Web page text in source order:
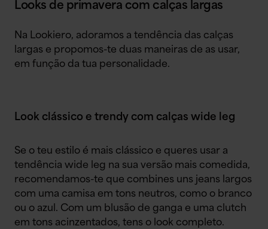
Looks de primavera com calças largas
Na Lookiero, adoramos a tendência das calças
largas e propomos-te duas maneiras de as usar,
em função da tua personalidade.
Look clássico e trendy com calças wide leg
Se o teu estilo é mais clássico e queres usar a
tendência wide leg na sua versão mais comedida,
recomendamos-te que combines uns jeans largos
com uma camisa em tons neutros, como o branco
ou o azul. Com um blusão de ganga e uma clutch
em tons acinzentados, tens o look completo.